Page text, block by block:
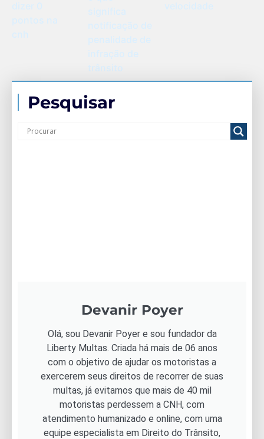
trânsito
Pesquisar
Devanir Poyer
Olá, sou Devanir Poyer e sou fundador da
Liberty Multas. Criada há mais de 06 anos
com o objetivo de ajudar os motoristas a
exercerem seus direitos de recorrer de suas
multas, já evitamos que mais de 40 mil
motoristas perdessem a CNH, com
atendimento humanizado e online, com uma
equipe especialista em Direito do Trânsito,